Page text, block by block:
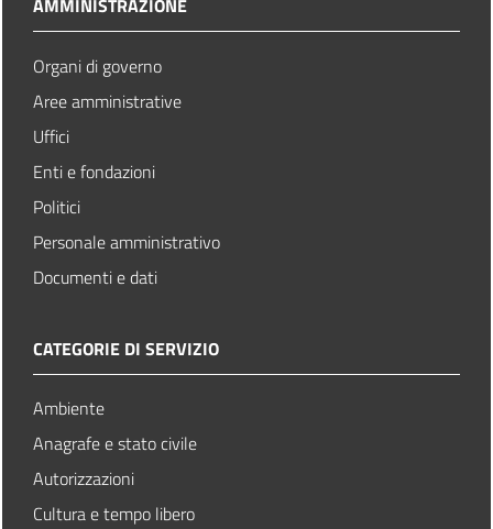
AMMINISTRAZIONE
Organi di governo
Aree amministrative
Uffici
Enti e fondazioni
Politici
Personale amministrativo
Documenti e dati
CATEGORIE DI SERVIZIO
Ambiente
Anagrafe e stato civile
Autorizzazioni
Cultura e tempo libero